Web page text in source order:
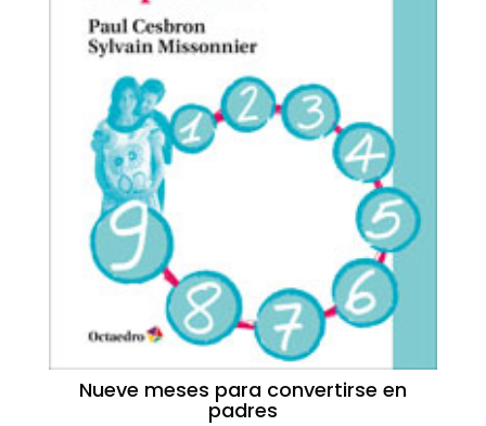
Nueve meses para convertirse en
padres